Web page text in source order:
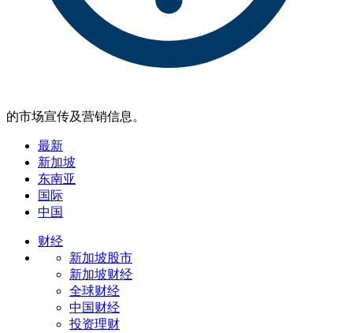
的市场宣传及营销信息。
最新
新加坡
东南亚
国际
中国
财经
新加坡股市
新加坡财经
全球财经
中国财经
投资理财